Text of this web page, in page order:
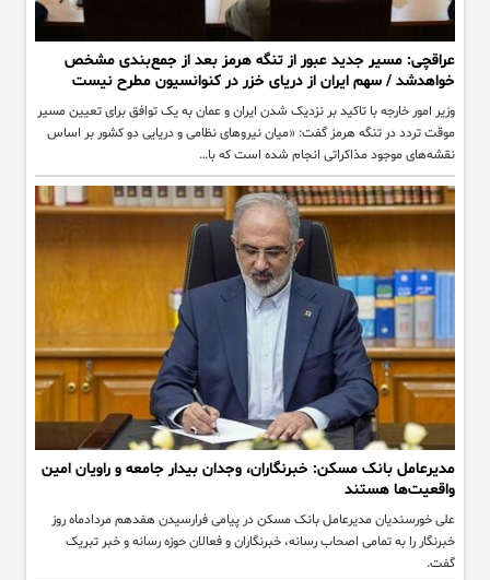
عراقچی: مسیر جدید عبور از تنگه هرمز بعد از جمع‌بندی مشخص
خواهدشد / سهم ایران از دریای خزر در کنوانسیون مطرح نیست
وزیر امور خارجه با تاکید بر نزدیک شدن ایران و عمان به یک توافق برای تعیین مسیر
موقت تردد در تنگه هرمز گفت: «میان نیروهای نظامی و دریایی دو کشور بر اساس
نقشه‌های موجود مذاکراتی انجام شده است که با…
مدیرعامل بانک مسکن: خبرنگاران، وجدان بیدار جامعه و راویان امین
واقعیت‌ها هستند
علی خورسندیان مدیرعامل بانک مسکن در پیامی فرارسیدن هفدهم مردادماه روز
خبرنگار را به تمامی اصحاب رسانه، خبرنگاران و فعالان حوزه رسانه و خبر تبریک
گفت. ‌